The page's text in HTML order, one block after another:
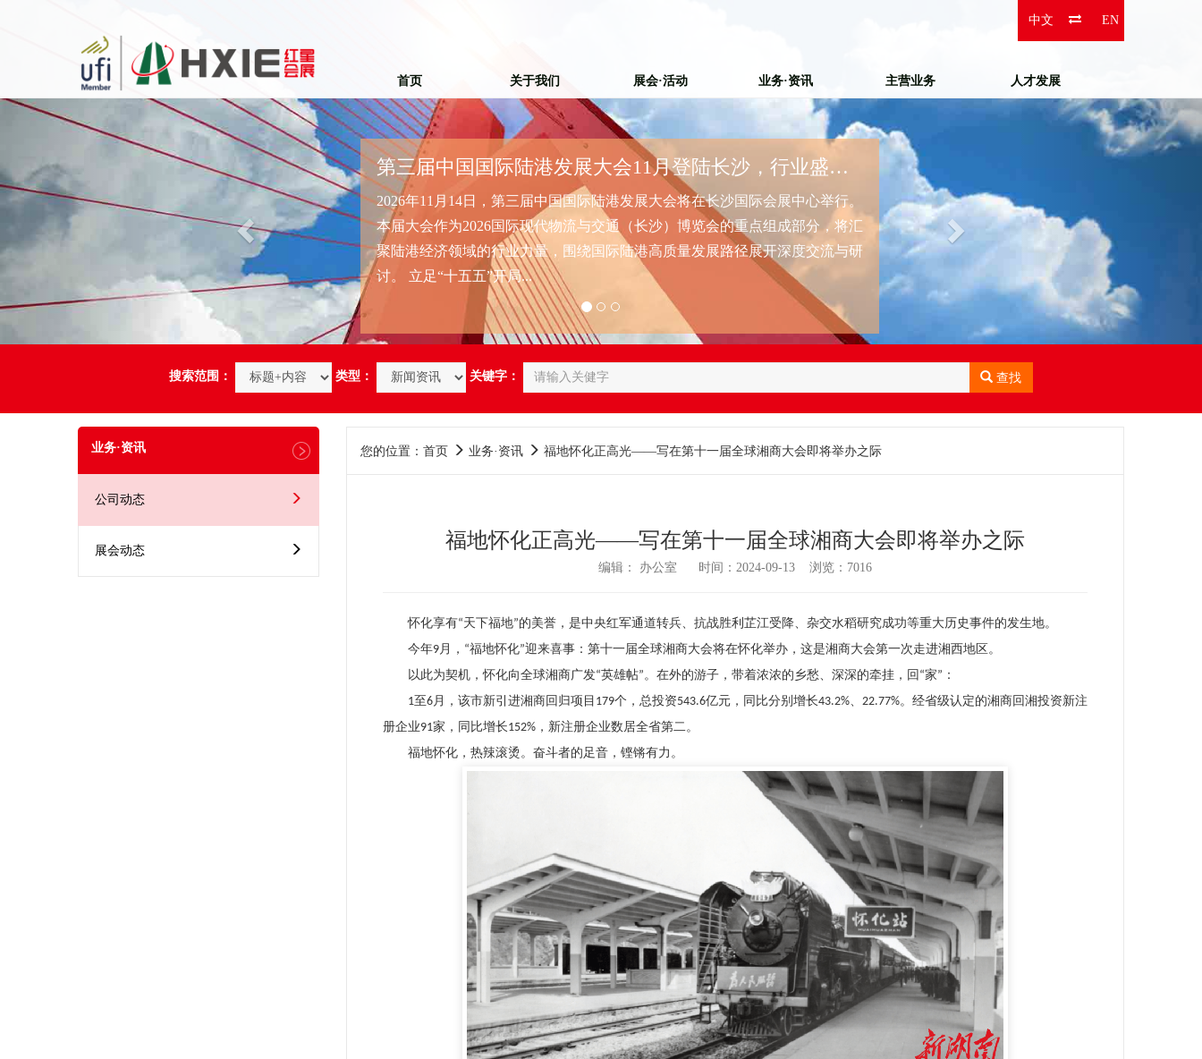
中文 EN
首页 关于我们 展会·活动 业务·资讯 主营业务 人才发展
展达全球，会引未来：一家湖南会展企业的出海方法论...
2025年10月，肯尼亚内罗毕，肯雅塔国际会议中心。 非洲国际农业博览会展
厅内，湖南省食用菌研究所的展台前聚集了不少当地农场主，前来咨询和交换
联系方式的访客络绎不绝。其中一个对接意向，来自内罗毕艾伯特农场的负责
人。彼时无人预料到，这次展会...
Next
搜索范围： 类型： 关键字： 查找
业务·资讯
公司动态
展会动态
您的位置：首页 业务·资讯 福地怀化正高光——写在第十一届全球湘商大会即将举办之际
福地怀化正高光——写在第十一届全球湘商大会即将举办之际
编辑： 办公室 时间：2024-09-13 浏览：7016
怀化享有“天下福地”的美誉，是中央红军通道转兵、抗战胜利芷江受降、杂交水稻研究成功等重大历史事件的发生地。
今年9月，“福地怀化”迎来喜事：第十一届全球湘商大会将在怀化举办，这是湘商大会第一次走进湘西地区。
以此为契机，怀化向全球湘商广发“英雄帖”。在外的游子，带着浓浓的乡愁、深深的牵挂，回“家”：
1至6月，该市新引进湘商回归项目179个，总投资543.6亿元，同比分别增长43.2%、22.77%。经省级认定的湘商回湘投资新注
册企业91家，同比增长152%，新注册企业数居全省第二。
福地怀化，热辣滚烫。奋斗者的足音，铿锵有力。